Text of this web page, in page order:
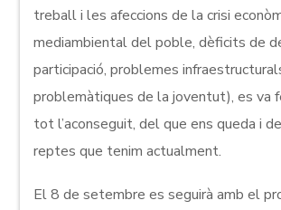
treball i les afeccions de la crisi
mediambiental del poble, dèficits de
participació, problemes
problemàtiques de la joventut), es va
tot l’aconseguit, del que ens queda i
reptes que tenim actualment.
El 8 de setembre es seguirà amb el